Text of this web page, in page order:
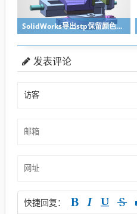
SolidWorks导出stp保留颜色的关键两点要做到
发表评论
快捷回复：